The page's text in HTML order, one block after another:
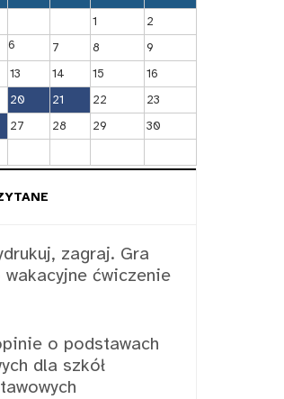
1
2
6 7 8
9
13 14 15
16
20 21 22
23
27 28 29
30
zagraj. Gra
ćwiczenie
o podstawach
dla szkół